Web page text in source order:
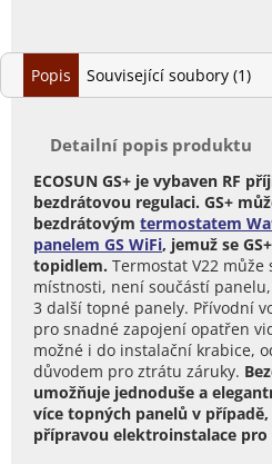
Popis Související soubory (1)
Detailní popis produktu
ECOSUN GS+ je vybaven RF
bezdrátovou regulaci. GS+
bezdrátovým termostatem
panelem GS WiFi, jemuž se
topidlem. Termostat V22
místnosti, není součástí panelu,
3 další topné panely. Přívodní
pro snadné zapojení opatřen
možné i do instalační krabice,
důvodem pro ztrátu záruky.
umožňuje jednoduše a
více topných panelů v
přípravou elektroinstalace